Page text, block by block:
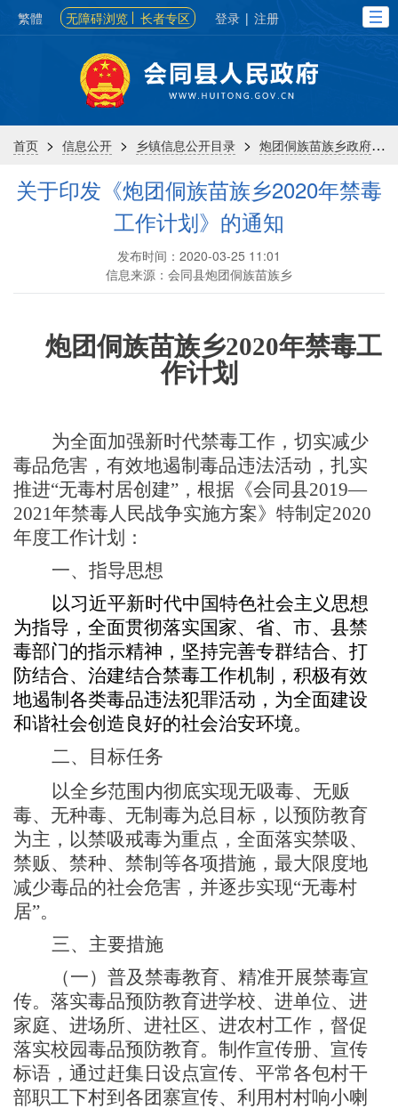
繁體 无障碍浏览 长者专区 登录 | 注册
首页 > 信息公开 > 乡镇信息公开目录 > 炮团侗族苗族乡政府 >
关于印发《炮团侗族苗族乡2020年禁毒
工作计划》的通知
发布时间：2020-03-25 11:01
信息来源：会同县炮团侗族苗族乡
炮团侗族苗族乡2020年禁毒工
作计划
为全面加强新时代禁毒工作，切实减少
毒品危害，有效地遏制毒品违法活动，扎实
推进“无毒村居创建”，根据《会同县2019—
2021年禁毒人民战争实施方案》特制定2020
年度工作计划：
一、指导思想
以习近平新时代中国特色社会主义思想
为指导 ，全面贯彻落实国家、省、市、县禁
毒部门的指示精神，坚持完善专群结合、打
防结合、治建结合禁毒工作机制，积极有效
地遏制各类毒品违法犯罪活动 ，为全面建设
和谐社会创造良好的社会治安环境。
二、
目标任务
以全乡范围内彻底实现无吸毒、无贩
毒、无种毒、无制毒为总目标，以预防教育
为主，以禁吸戒毒为重点，全面落实禁吸、
禁贩、禁种、禁制等各项措施，最大限度地
减少毒品的社会危害，并逐步实现“无毒村
居”。
三、 主要措施
（一） 普及禁毒教育、精准开展禁毒宣
传。落实毒品预防教育进学校、进单位、进
家庭、进场所、进社区、进农村工作，督促
落实校园毒品预防教育。 制作宣传册、宣传
标语，通过赶集日设点宣传、平常各包村干
部职工下村到各团寨宣传、利用村村响小喇